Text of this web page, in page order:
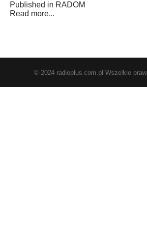
Published in RADOM
Read more...
© 2024 radioplus.com.pl Wszelkie